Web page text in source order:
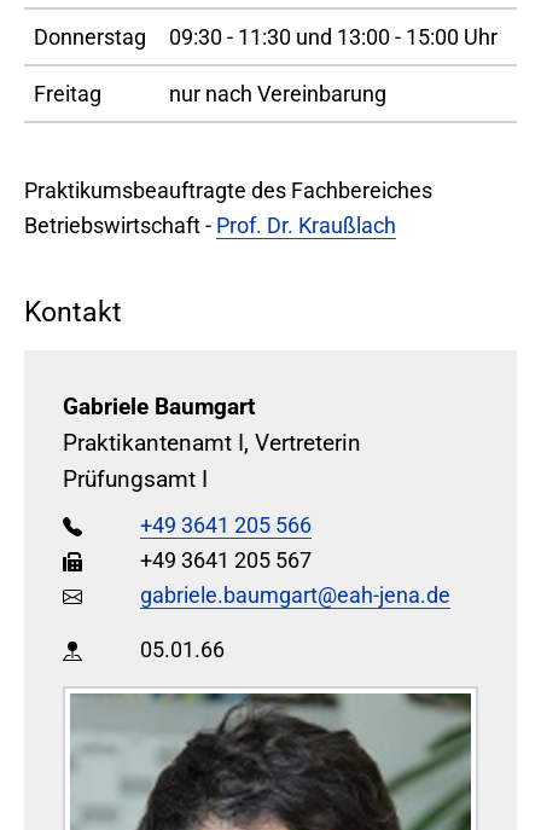
Donnerstag 09:30 - 11:30 und 13:00 - 15:00 Uhr
Freitag nur nach Vereinbarung
Praktikumsbeauftragte des Fachbereiches
Betriebswirtschaft - Prof. Dr. Kraußlach
Kontakt
Gabriele Baumgart
Praktikantenamt I, Vertreterin
Prüfungsamt I
+49 3641 205 566
+49 3641 205 567
gabriele.baumgart@eah-jena.de
05.01.66